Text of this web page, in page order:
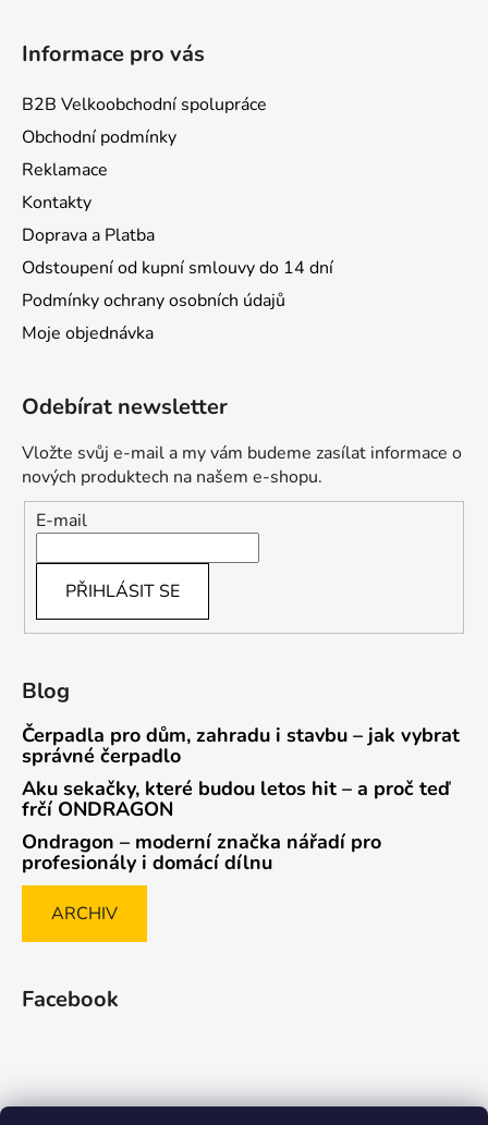
Informace pro vás
B2B Velkoobchodní spolupráce
Obchodní podmínky
Reklamace
Kontakty
Doprava a Platba
Odstoupení od kupní smlouvy do 14 dní
Podmínky ochrany osobních údajů
Moje objednávka
Odebírat newsletter
Vložte svůj e-mail a my vám budeme zasílat informace o
nových produktech na našem e-shopu.
E-mail
PŘIHLÁSIT SE
Blog
Čerpadla pro dům, zahradu i stavbu – jak vybrat
správné čerpadlo
Aku sekačky, které budou letos hit – a proč teď
frčí ONDRAGON
Ondragon – moderní značka nářadí pro
profesionály i domácí dílnu
ARCHIV
Facebook